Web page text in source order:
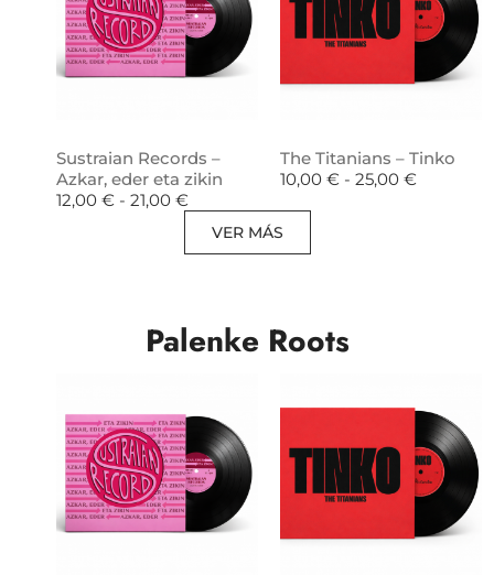
Sustraian Records –
Azkar, eder eta zikin
12,00 € - 21,00 €
The Titanians – Tinko
10,00 € - 25,00 €
VER MÁS
Palenke Roots